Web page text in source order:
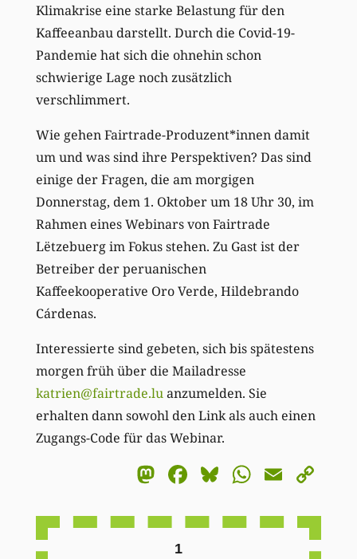
Klimakrise eine starke Belastung für den
Kaffeeanbau darstellt. Durch die Covid-19-
Pandemie hat sich die ohnehin schon
schwierige Lage noch zusätzlich
verschlimmert.
Wie gehen Fairtrade-Produzent*innen damit
um und was sind ihre Perspektiven? Das sind
einige der Fragen, die am morgigen
Donnerstag, dem 1. Oktober um 18 Uhr 30, im
Rahmen eines Webinars von Fairtrade
Lëtzebuerg im Fokus stehen. Zu Gast ist der
Betreiber der peruanischen
Kaffeekooperative Oro Verde, Hildebrando
Cárdenas.
Interessierte sind gebeten, sich bis spätestens
morgen früh über die Mailadresse
katrien@fairtrade.luanzumelden. Sie
erhalten dann sowohl den Link als auch einen
Zugangs-Code für das Webinar.
Mastodon
Facebook
BlueskyEmail
1